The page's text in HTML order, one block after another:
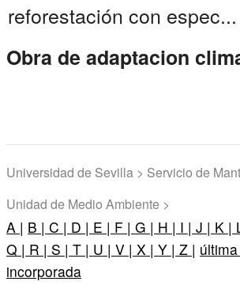
reforestación con espec...
Obra de adaptacion
Universidad de Sevilla > Servicio de
Unidad de Medio Ambiente >
A | B | C | D | E | F | G | H | I | J | K |
Q | R | S | T | U | V | X | Y | Z |
incorporada